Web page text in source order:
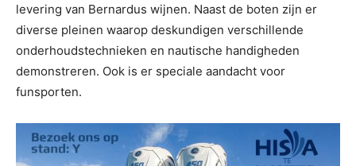
levering van Bernardus wijnen. Naast de boten zijn er
diverse pleinen waarop deskundigen verschillende
onderhoudstechnieken en nautische handigheden
demonstreren. Ook is er speciale aandacht voor
funsporten.